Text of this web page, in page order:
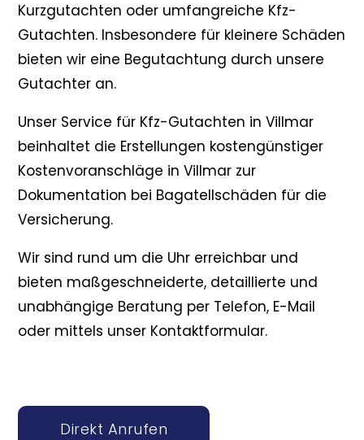
Kurzgutachten oder umfangreiche Kfz-
Gutachten. Insbesondere für kleinere Schäden
bieten wir eine Begutachtung durch unsere
Gutachter an.
Unser Service für Kfz-Gutachten in Villmar
beinhaltet die Erstellungen kostengünstiger
Kostenvoranschläge in Villmar zur
Dokumentation bei Bagatellschäden für die
Versicherung.
Wir sind rund um die Uhr erreichbar und
bieten maßgeschneiderte, detaillierte und
unabhängige Beratung per Telefon, E-Mail
oder mittels unser Kontaktformular.
Direkt Anrufen